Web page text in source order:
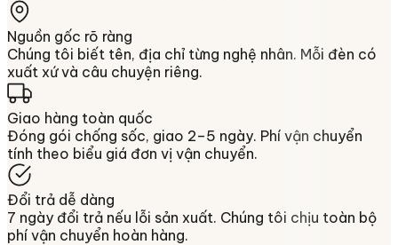
Nguồn gốc rõ ràng
Chúng tôi biết tên, địa chỉ từng nghệ nhân. Mỗi đèn có
xuất xứ và câu chuyện riêng.
Giao hàng toàn quốc
Đóng gói chống sốc, giao 2–5 ngày. Phí vận chuyển
tính theo biểu giá đơn vị vận chuyển.
Đổi trả dễ dàng
7 ngày đổi trả nếu lỗi sản xuất. Chúng tôi chịu toàn bộ
phí vận chuyển hoàn hàng.